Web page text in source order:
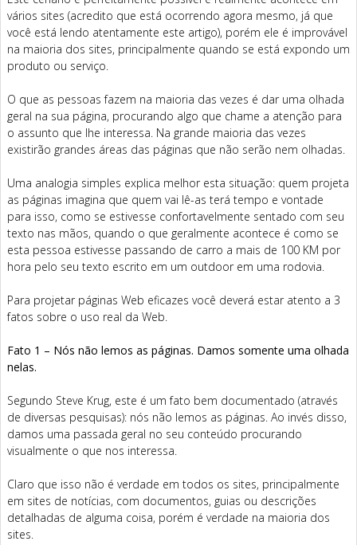
vários sites (acredito que está ocorrendo agora mesmo, já que
você está lendo atentamente este artigo), porém ele é improvável
na maioria dos sites, principalmente quando se está expondo um
produto ou serviço.
O que as pessoas fazem na maioria das vezes é dar uma olhada
geral na sua página, procurando algo que chame a atenção para
o assunto que lhe interessa. Na grande maioria das vezes
existirão grandes áreas das páginas que não serão nem olhadas.
Uma analogia simples explica melhor esta situação: quem projeta
as páginas imagina que quem vai lê-as terá tempo e vontade
para isso, como se estivesse confortavelmente sentado com seu
texto nas mãos, quando o que geralmente acontece é como se
esta pessoa estivesse passando de carro a mais de 100 KM por
hora pelo seu texto escrito em um outdoor em uma rodovia.
Para projetar páginas Web eficazes você deverá estar atento a 3
fatos sobre o uso real da Web.
Fato 1 – Nós não lemos as páginas. Damos somente uma olhada
nelas.
Segundo Steve Krug, este é um fato bem documentado (através
de diversas pesquisas): nós não lemos as páginas. Ao invés disso,
damos uma passada geral no seu conteúdo procurando
visualmente o que nos interessa.
Claro que isso não é verdade em todos os sites, principalmente
em sites de notícias, com documentos, guias ou descrições
detalhadas de alguma coisa, porém é verdade na maioria dos
sites.